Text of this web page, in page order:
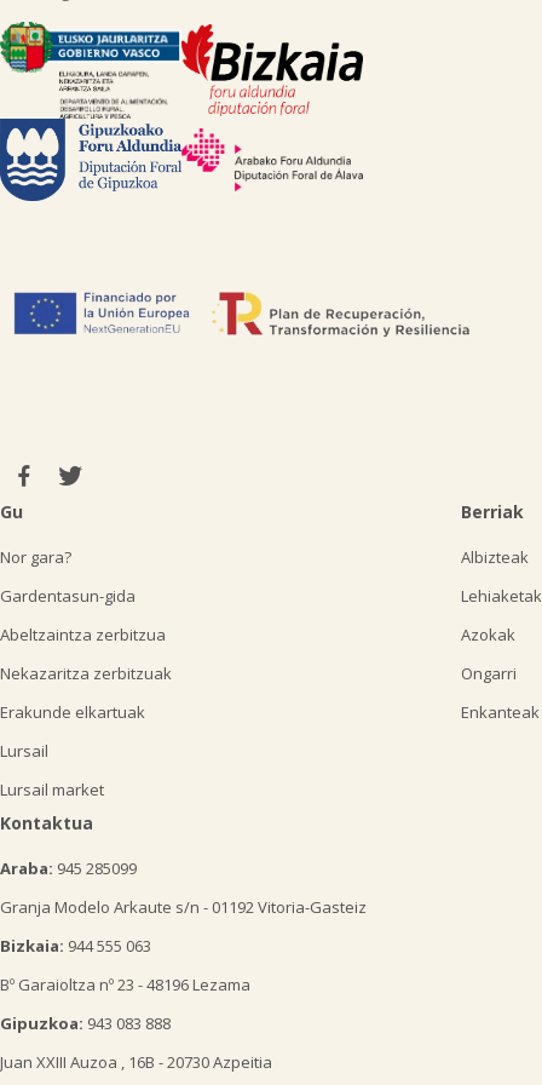

Gu
Nor gara?
Gardentasun-gida
Abeltzaintza zerbitzua
Nekazaritza zerbitzuak
Erakunde elkartuak
Lursail
Lursail market
Berriak
Albizteak
Lehiaketak
Azokak
Ongarri
Enkanteak
Kontaktua
Araba: 945 285099
Granja Modelo Arkaute s/n - 01192 Vitoria-Gasteiz
Bizkaia: 944 555 063
Bº Garaioltza nº 23 - 48196 Lezama
Gipuzkoa: 943 083 888
Juan XXIII Auzoa , 16B - 20730 Azpeitia